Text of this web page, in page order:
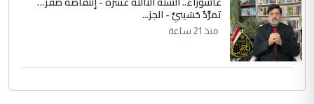
تمرُّدٌ حُسَينيٌّ - الجز...
منذ 21 ساعة